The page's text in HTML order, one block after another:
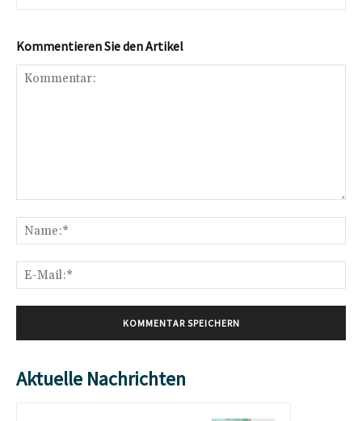
Kommentieren Sie den Artikel
Aktuelle Nachrichten